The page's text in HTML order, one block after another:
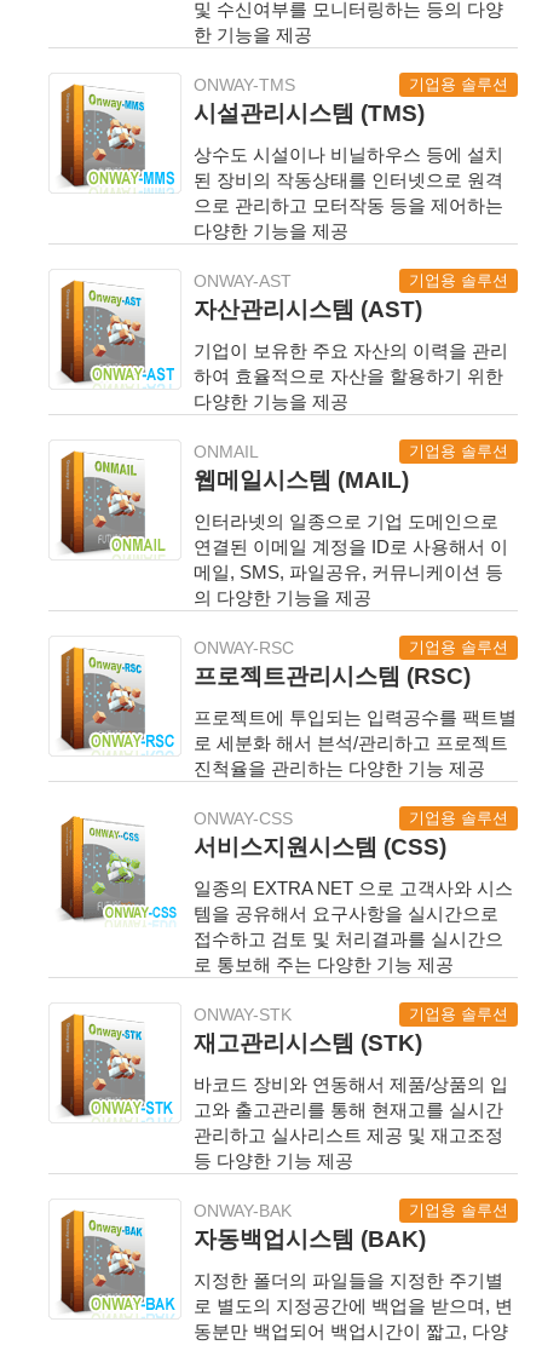
및 수신여부를 모니터링하는 등의 다양
한 기능을 제공
ONWAY-TMS 기업용 솔루션
시설관리시스템 (TMS)
상수도 시설이나 비닐하우스 등에 설치
된 장비의 작동상태를 인터넷으로 원격
으로 관리하고 모터작동 등을 제어하는
다양한 기능을 제공
ONWAY-AST 기업용 솔루션
자산관리시스템 (AST)
기업이 보유한 주요 자산의 이력을 관리
하여 효율적으로 자산을 할용하기 위한
다양한 기능을 제공
ONMAIL 기업용 솔루션
웹메일시스템 (MAIL)
인터라넷의 일종으로 기업 도메인으로
연결된 이메일 계정을 ID로 사용해서 이
메일, SMS, 파일공유, 커뮤니케이션 등
의 다양한 기능을 제공
ONWAY-RSC 기업용 솔루션
프로젝트관리시스템 (RSC)
프로젝트에 투입되는 입력공수를 팩트별
로 세분화 해서 븐석/관리하고 프로젝트
진척율을 관리하는 다양한 기능 제공
ONWAY-CSS 기업용 솔루션
서비스지원시스템 (CSS)
일종의 EXTRA NET 으로 고객사와 시스
템을 공유해서 요구사항을 실시간으로
접수하고 검토 및 처리결과를 실시간으
로 통보해 주는 다양한 기능 제공
ONWAY-STK 기업용 솔루션
재고관리시스템 (STK)
바코드 장비와 연동해서 제품/상품의 입
고와 출고관리를 통해 현재고를 실시간
관리하고 실사리스트 제공 및 재고조정
등 다양한 기능 제공
ONWAY-BAK 기업용 솔루션
자동백업시스템 (BAK)
지정한 폴더의 파일들을 지정한 주기별
로 별도의 지정공간에 백업을 받으며, 변
동분만 백업되어 백업시간이 짧고, 다양